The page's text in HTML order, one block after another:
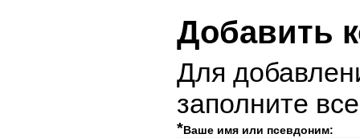
Добавить
Для
заполните
*Ваше имя или псевдоним: